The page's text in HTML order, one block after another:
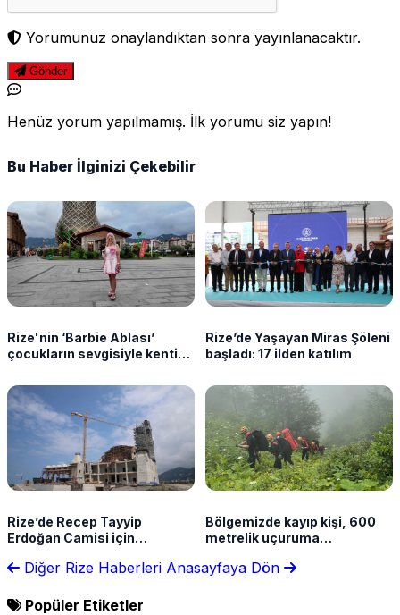
Yorumunuz onaylandıktan sonra yayınlanacaktır.
Gönder
Henüz yorum yapılmamış. İlk yorumu siz yapın!
Bu Haber İlginizi Çekebilir
Rize'nin ‘Barbie Ablası’
çocukların sevgisiyle kentin
Rize’de Yaşayan Miras Şöleni
başladı: 17 ilden katılım
Rize’de Recep Tayyip
Erdoğan Camisi için
Bölgemizde kayıp kişi, 600
metrelik uçuruma
bulundu
Diğer Rize Haberleri Anasayfaya Dön
Popüler Etiketler